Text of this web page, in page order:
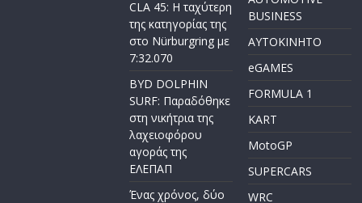
CLA 45: Η ταχύτερη
της κατηγορίας της
στο Nürburgring με
7:32.070
BYD DOLPHIN
SURF: Παραδόθηκε
στη νικήτρια της
λαχειοφόρου
αγοράς της
ΕΛΕΠΑΠ
Ένας χρόνος, δύο
BUSINESS
AYTOKINHTO
eGAMES
FORMULA 1
KART
MotoGP
SUPERCARS
WRC